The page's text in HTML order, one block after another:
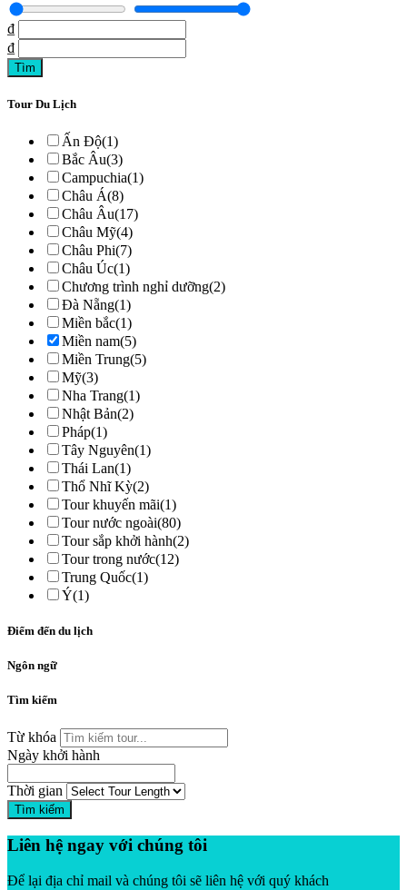
₫
₫
Tour Du Lịch
Ấn Độ(1)
Bắc Âu(3)
Campuchia(1)
Châu Á(8)
Châu Âu(17)
Châu Mỹ(4)
Châu Phi(7)
Châu Úc(1)
Chương trình nghỉ dưỡng(2)
Đà Nẵng(1)
Miền bắc(1)
Miền nam(5)
Miền Trung(5)
Mỹ(3)
Nha Trang(1)
Nhật Bản(2)
Pháp(1)
Tây Nguyên(1)
Thái Lan(1)
Thổ Nhĩ Kỳ(2)
Tour khuyến mãi(1)
Tour nước ngoài(80)
Tour sắp khởi hành(2)
Tour trong nước(12)
Trung Quốc(1)
Ý(1)
Điểm đến du lịch
Ngôn ngữ
Tìm kiếm
Từ khóa
Ngày khởi hành
Thời gian
Tìm kiếm
Liên hệ ngay với chúng tôi
Để lại địa chỉ mail và chúng tôi sẽ liên hệ với quý khách